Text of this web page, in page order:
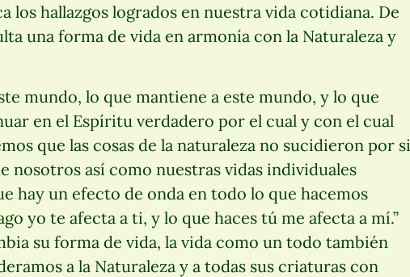
los hallazgos logrados en nuestra vida cotidiana. De
una forma de vida en armonía con la Naturaleza y
mundo, lo que mantiene a este mundo, y lo que
en el Espíritu verdadero por el cual y con el cual
que las cosas de la naturaleza no sucidieron por si
nosotros así como nuestras vidas individuales
hay un efecto de onda en todo lo que hacemos
yo te afecta a ti, y lo que haces tú me afecta a mí.”
su forma de vida, la vida como un todo también
a la Naturaleza y a todas sus criaturas con